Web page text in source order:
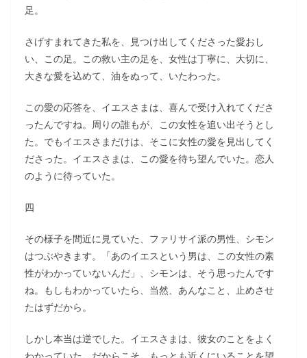
足。
さげすまれてきた私を、見つけ出してくださった愛おし
い、この足。この救い主の足を、女性は丁寧に、大切に、
大きな愛を込めて、油をぬって、いたわった。
この愛の応答を、イエスさまは、喜んで受け入れてくださ
ったんですね。周りの誰もが、この女性を追い出そうとし
た。でもイエスさまだけは、そこに女性の愛を見出してく
ださった。イエスさまは、この愛を待ち望んでいた。恋人
のように待っていた。
四
その様子を間近に見ていた、ファリサイ派の男性、シモン
はつぶやきます。「あのイエスという男は、この女性の素
性がわかっていないんだ」、シモンは、そう思ったんです
ね。もしもわかっていたら、当然、あんなこと、止めさせ
たはずだから。
しかし本当は逆でした。イエスさまは、彼女のことをよく